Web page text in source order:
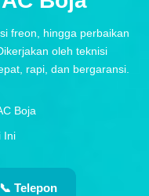
isi freon, hingga perbaikan
oleh teknisi
rapi, dan bergaransi.
Boja
Ini
📞 Telepon